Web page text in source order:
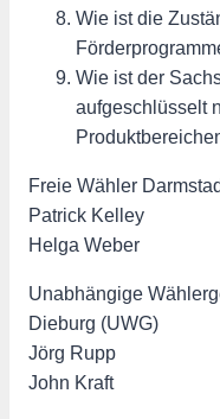
Wie ist die
Wie ist der
aufgeschlüsselt
Freie Wähler
Patrick Kelley
Helga Weber
Unabhängige
Dieburg (UWG)
Jörg Rupp
John Kraft